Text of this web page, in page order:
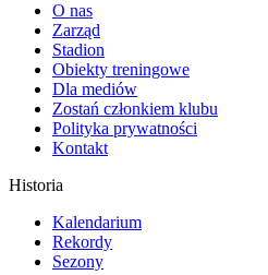
O nas
Zarząd
Stadion
Obiekty treningowe
Dla mediów
Zostań członkiem klubu
Polityka prywatności
Kontakt
Historia
Kalendarium
Rekordy
Sezony